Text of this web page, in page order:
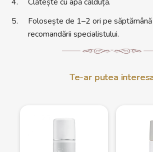
Folosește de 1–2 ori pe
recomandării specialistului.
Te-ar putea